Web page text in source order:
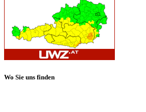
Wo Sie uns finden